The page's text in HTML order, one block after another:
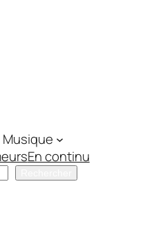
Musique
En continu